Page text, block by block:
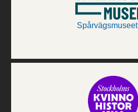
Spårvägsmuseet